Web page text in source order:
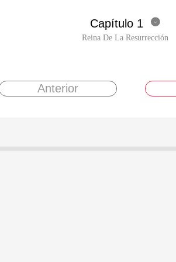
Capítulo 1 
Reina De La Resurrección
Anterior